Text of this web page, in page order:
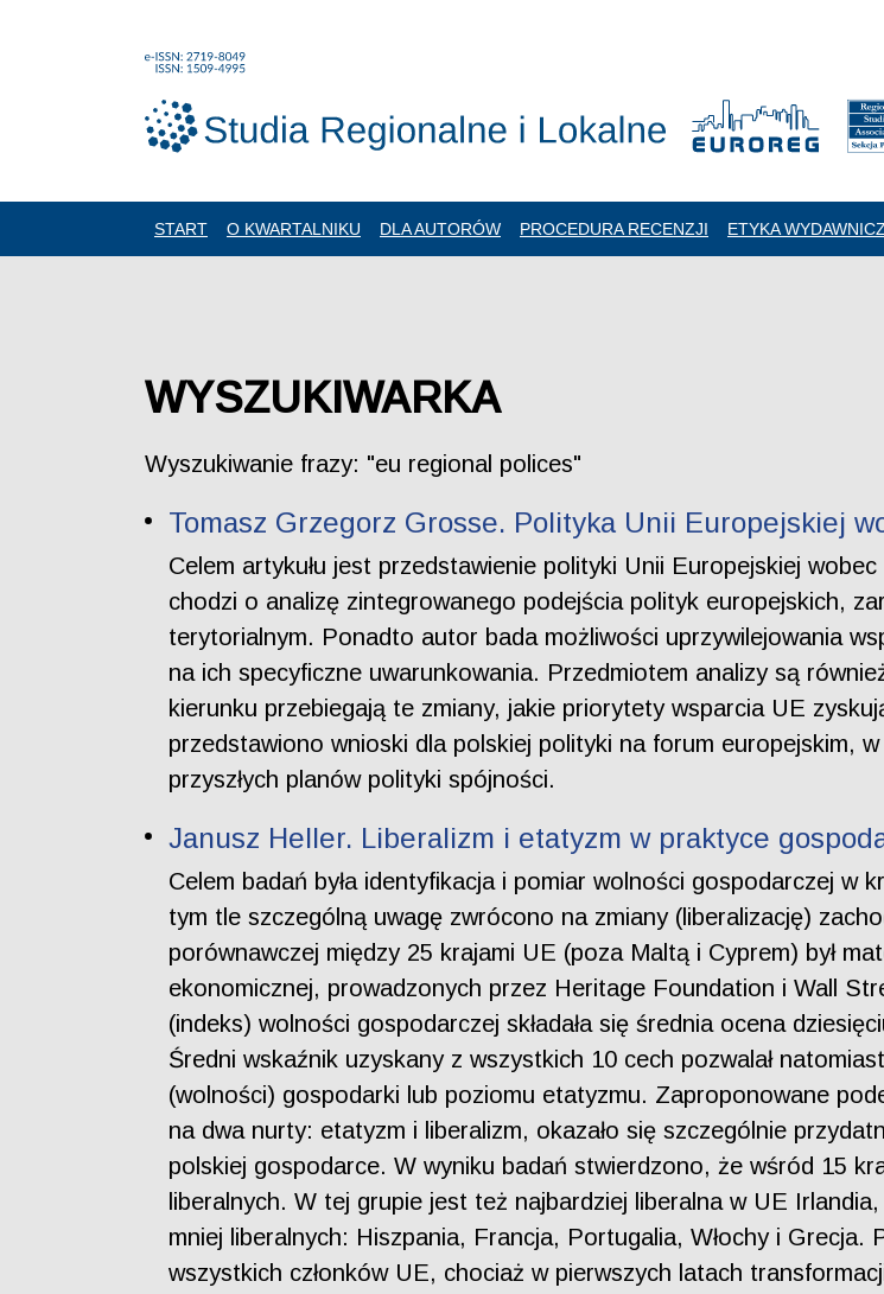
START O KWARTALNIKU DLA AUTORÓW PROCEDURA RECENZJI ETYKA
WYSZUKIWARKA
Wyszukiwanie frazy: "eu regional polices"
Tomasz Grzegorz Grosse. Polityka Unii Europejskiej
Celem artykułu jest przedstawienie polityki Unii Europejskiej
chodzi o analizę zintegrowanego podejścia polityk europejskich,
terytorialnym. Ponadto autor bada możliwości uprzywilejowania
na ich specyficzne uwarunkowania. Przedmiotem analizy są
kierunku przebiegają te zmiany, jakie priorytety wsparcia UE
przedstawiono wnioski dla polskiej polityki na forum europejskim,
przyszłych planów polityki spójności.
Janusz Heller. Liberalizm i etatyzm w praktyce
Celem badań była identyfikacja i pomiar wolności gospodarczej w
tym tle szczególną uwagę zwrócono na zmiany (liberalizację)
porównawczej między 25 krajami UE (poza Maltą i Cyprem) był
ekonomicznej, prowadzonych przez Heritage Foundation i Wall
(indeks) wolności gospodarczej składała się średnia ocena
Średni wskaźnik uzyskany z wszystkich 10 cech pozwalał
(wolności) gospodarki lub poziomu etatyzmu. Zaproponowane
na dwa nurty: etatyzm i liberalizm, okazało się szczególnie
polskiej gospodarce. W wyniku badań stwierdzono, że wśród 15
liberalnych. W tej grupie jest też najbardziej liberalna w UE
mniej liberalnych: Hiszpania, Francja, Portugalia, Włochy i
wszystkich członków UE, chociaż w pierwszych latach